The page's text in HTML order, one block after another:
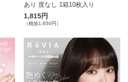
あり 度なし 1箱10枚入り
1,815円
（税抜1,650円）